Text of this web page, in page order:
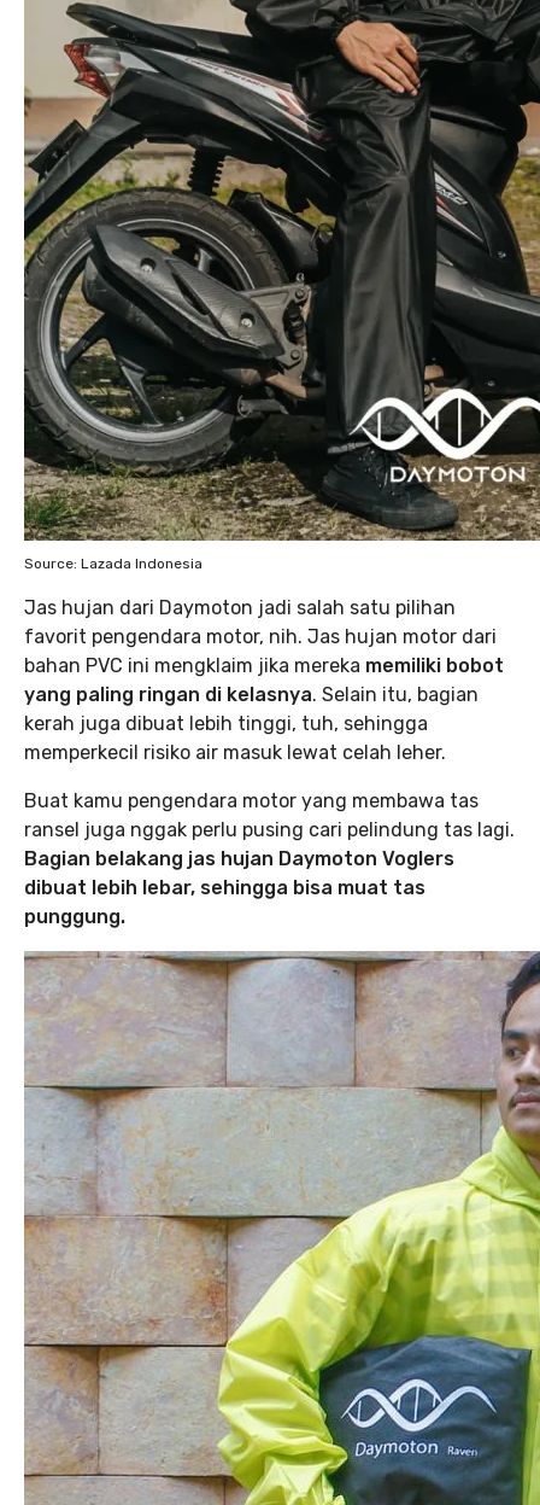
Source: Lazada Indonesia
Jas hujan dari Daymoton jadi salah satu pilihan
favorit pengendara motor, nih. Jas hujan motor dari
bahan PVC ini mengklaim jika mereka memiliki bobot
yang paling ringan di kelasnya. Selain itu, bagian
kerah juga dibuat lebih tinggi, tuh, sehingga
memperkecil risiko air masuk lewat celah leher.
Buat kamu pengendara motor yang membawa tas
ransel juga nggak perlu pusing cari pelindung tas lagi.
Bagian belakang jas hujan Daymoton Voglers
dibuat lebih lebar, sehingga bisa muat tas
punggung.